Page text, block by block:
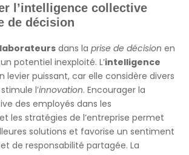
l’intelligence collective
de décision
dans la prise de décision en
potentiel inexploité. L’intelligence
levier puissant, car elle considère divers
l’innovation. Encourager la
des employés dans les
les stratégies de l’entreprise permet
solutions et favorise un sentiment
de responsabilité partagée. La